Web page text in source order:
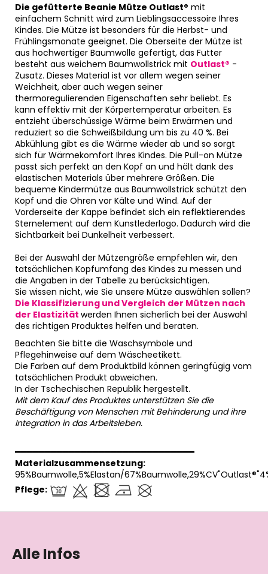
Die gefütterte Beanie Mütze Outlast® mit
einfachem Schnitt wird zum Lieblingsaccessoire Ihres
Kindes. Die Mütze ist besonders für die Herbst- und
Frühlingsmonate geeignet. Die Oberseite der Mütze ist
aus hochwertiger Baumwolle gefertigt, das Futter
besteht aus weichem Baumwollstrick mit Outlast® -
Zusatz. Dieses Material ist vor allem wegen seiner
Weichheit, aber auch wegen seiner
thermoregulierenden Eigenschaften sehr beliebt. Es
kann effektiv mit der Körpertemperatur arbeiten. Es
entzieht überschüssige Wärme beim Erwärmen und
reduziert so die Schweißbildung um bis zu 40 %. Bei
Abkühlung gibt es die Wärme wieder ab und so sorgt
sich für Wärmekomfort Ihres Kindes. Die Pull-on Mütze
passt sich perfekt an den Kopf an und hält dank des
elastischen Materials über mehrere Größen. Die
bequeme Kindermütze aus Baumwollstrick schützt den
Kopf und die Ohren vor Kälte und Wind. Auf der
Vorderseite der Kappe befindet sich ein reflektierendes
Sternelement auf dem Kunstlederlogo. Dadurch wird die
Sichtbarkeit bei Dunkelheit verbessert.
Bei der Auswahl der Mützengröße empfehlen wir, den
tatsächlichen Kopfumfang des Kindes zu messen und
die Angaben in der Tabelle zu berücksichtigen.
Sie wissen nicht, wie Sie unsere Mütze auswählen sollen?
Die Klassifizierung und Vergleich der Mützen nach
der Elastizität werden Ihnen sicherlich bei der Auswahl
des richtigen Produktes helfen und beraten.
Beachten Sie bitte die Waschsymbole und
Pflegehinweise auf dem Wäscheetikett.
Die Farben auf dem Produktbild können geringfügig vom
tatsächlichen Produkt abweichen.
In der Tschechischen Republik hergestellt.
Mit dem Kauf des Produktes unterstützen Sie die
Beschäftigung von Menschen mit Behinderung und ihre
Integration in das Arbeitsleben.
══════════════════════════════
Materialzusammensetzung:
95%Baumwolle,5%Elastan/
Pflege:
F
Alle Infos